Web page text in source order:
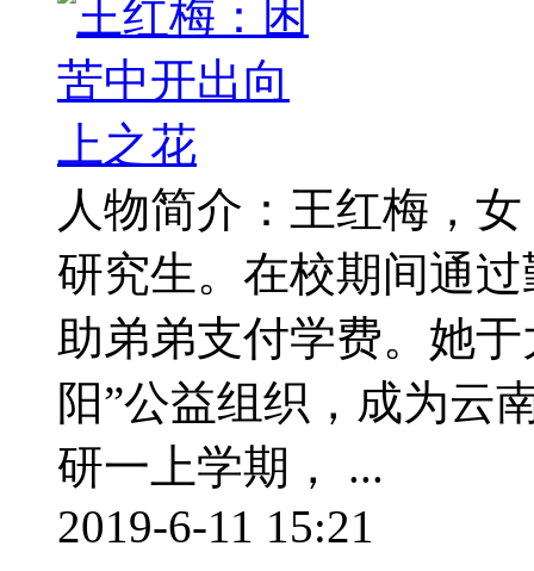
人物简介：王红梅，
研究生。在校期间通
助弟弟支付学费。她
阳”公益组织，成为云
研一上学期， ...
2019-6-11 15:21